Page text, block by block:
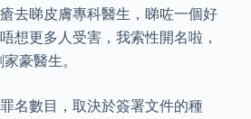
去睇皮膚專科醫生，睇咗一個好
想更多人受害，我索性開名啦，
豪醫生。
名數目，取決於簽署文件的種